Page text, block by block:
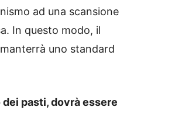
ad una scansione
In questo modo, il
uno standard
pasti, dovrà essere